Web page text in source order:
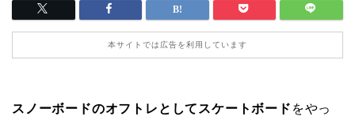
本サイトでは広告を利用しています
スノーボードのオフトレとしてスケートボード をやっ